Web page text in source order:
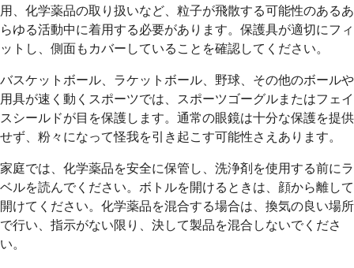
用、化学薬品の取り扱いなど、粒子が飛散する可能性のあるあ
らゆる活動中に着用する必要があります。保護具が適切にフィ
ットし、側面もカバーしていることを確認してください。
バスケットボール、ラケットボール、野球、その他のボールや
用具が速く動くスポーツでは、スポーツゴーグルまたはフェイ
スシールドが目を保護します。通常の眼鏡は十分な保護を提供
せず、粉々になって怪我を引き起こす可能性さえあります。
家庭では、化学薬品を安全に保管し、洗浄剤を使用する前にラ
ベルを読んでください。ボトルを開けるときは、顔から離して
開けてください。化学薬品を混合する場合は、換気の良い場所
で行い、指示がない限り、決して製品を混合しないでくださ
い。